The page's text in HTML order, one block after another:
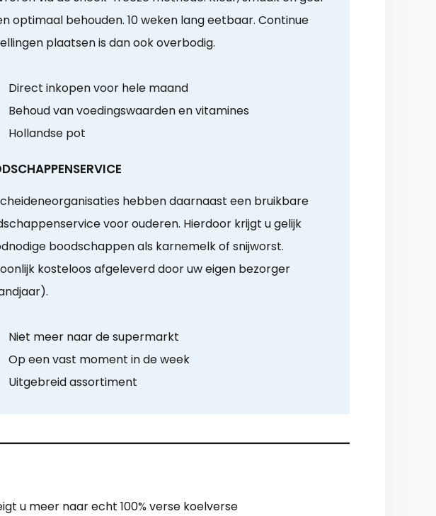
optimaal behouden. 10 weken lang eetbaar. Continue
plaatsen is dan ook overbodig.
Direct inkopen voor hele maand
Behoud van voedingswaarden en vitamines
Hollandse pot
hebben daarnaast een bruikbare
voor ouderen. Hierdoor krijgt u gelijk
boodschappen als karnemelk of snijworst.
kosteloos afgeleverd door uw eigen bezorger
Niet meer naar de supermarkt
Op een vast moment in de week
Uitgebreid assortiment
u meer naar echt 100% verse koelverse